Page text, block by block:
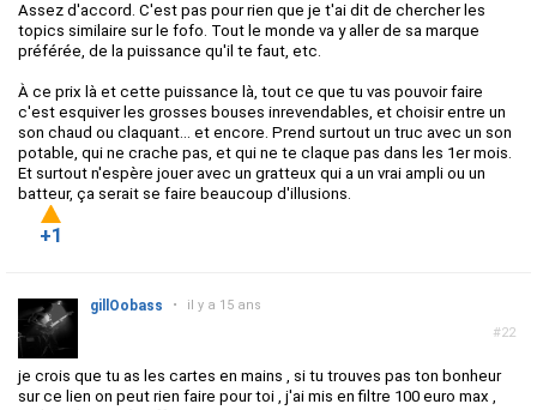
Assez d'accord. C'est pas pour rien que je t'ai dit de chercher les
topics similaire sur le fofo. Tout le monde va y aller de sa marque
préférée, de la puissance qu'il te faut, etc.
À ce prix là et cette puissance là, tout ce que tu vas pouvoir faire
c'est esquiver les grosses bouses inrevendables, et choisir entre un
son chaud ou claquant... et encore. Prend surtout un truc avec un son
potable, qui ne crache pas, et qui ne te claque pas dans les 1er mois.
Et surtout n'espère jouer avec un gratteux qui a un vrai ampli ou un
batteur, ça serait se faire beaucoup d'illusions.
+1
#22
gillOobass • il y a 15 ans
je crois que tu as les cartes en mains , si tu trouves pas ton bonheur
sur ce lien on peut rien faire pour toi , j'ai mis en filtre 100 euro max ,